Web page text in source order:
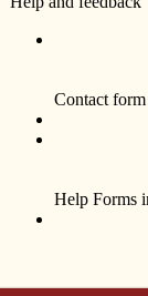
la Elección
hispano
crecimiento en
Iowa ACE había
padres latinos
que
y a nivel
de Iowa